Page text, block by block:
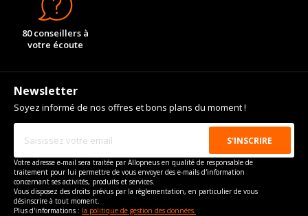
80 conseillers à
votre écoute
Newsletter
Soyez informé de nos offres et bons plans du moment !
Votre adresse e-mail sera traitée par Allopneus en qualité de responsable de
traitement pour lui permettre de vous envoyer des e-mails d'information
concernant ses activités, produits et services.
Vous disposez des droits prévus par la règlementation, en particulier de vous
désinscrire à tout moment.
Plus d'informations : la politique de gestion des données.